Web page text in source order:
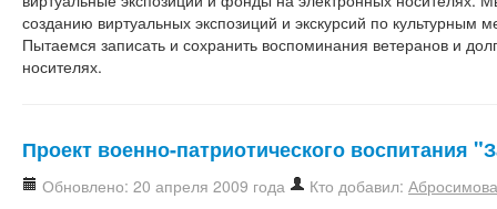
созданию виртуальных экспозиций и экскурсий по культурным
Пытаемся записать и сохранить воспоминания ветеранов и
носителях.
Проект военно-патриотического воспитания
Обновлено: 20 апреля 2009 года Кто добавил: